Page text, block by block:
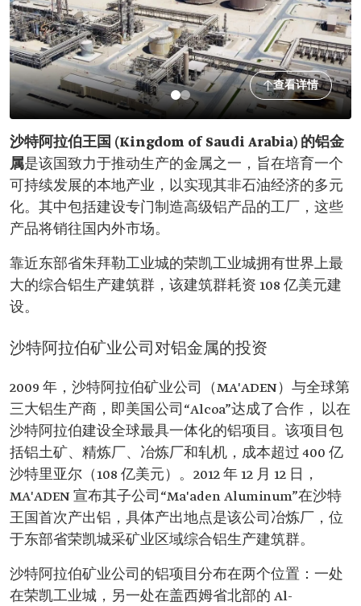
查看详情
沙特阿拉伯王国 (Kingdom of Saudi Arabia) 的铝金
属是该国致力于推动生产的金属之一，旨在培育一个
可持续发展的本地产业，以实现其非石油经济的多元
化。其中包括建设专门制造高级铝产品的工厂，这些
产品将销往国内外市场。
靠近东部省朱拜勒工业城的荣凯工业城拥有世界上最
大的综合铝生产建筑群，该建筑群耗资 108 亿美元建
设。
沙特阿拉伯矿业公司对铝金属的投资
2009 年，沙特阿拉伯矿业公司（MA'ADEN）与全球第
三大铝生产商，即美国公司“Alcoa”达成了合作， 以在
沙特阿拉伯建设全球最具一体化的铝项目。该项目包
括铝土矿、精炼厂、冶炼厂和轧机，成本超过 400 亿
沙特里亚尔（108 亿美元）。2012 年 12 月 12 日，
MA'ADEN 宣布其子公司“Ma'aden Aluminum”在沙特
王国首次产出铝，具体产出地点是该公司冶炼厂，位
于东部省荣凯城采矿业区域综合铝生产建筑群。
沙特阿拉伯矿业公司的铝项目分布在两个位置：一处
在荣凯工业城，另一处在盖西姆省北部的 Al-